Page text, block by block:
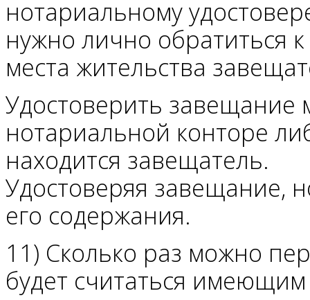
нотариальному
нужно лично обратиться
места жительства
Удостоверить завещание
нотариальной конторе
находится завещатель.
Удостоверяя завещание,
его содержания.
11) Сколько раз можно
будет считаться